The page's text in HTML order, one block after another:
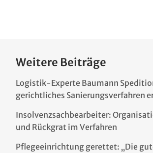
Weitere Beiträge
Logistik-Experte Baumann
gerichtliches Sanierungsverfahren
Insolvenzsachbearbeiter:
und Rückgrat im Verfahren
Pflegeeinrichtung gerettet: „Die